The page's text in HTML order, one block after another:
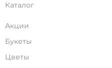
Каталог
Акции
Букеты
Цветы